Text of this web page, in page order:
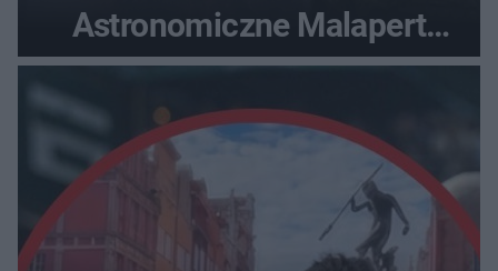
Astronomiczne Malapert
zaprasza na wspólne
obserwacje